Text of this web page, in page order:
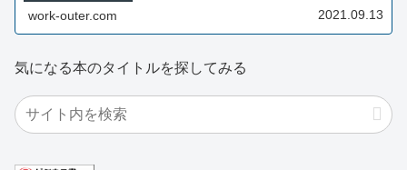
work-outer.com 2021.09.13
気になる本のタイトルを探してみる